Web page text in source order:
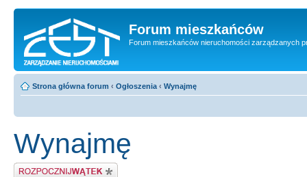
Forum mieszkańców
Forum mieszkańców nieruchomości zarządzanych
Strona główna forum ‹ Ogłoszenia ‹ Wynajmę
Wynajmę
Napisz wątek